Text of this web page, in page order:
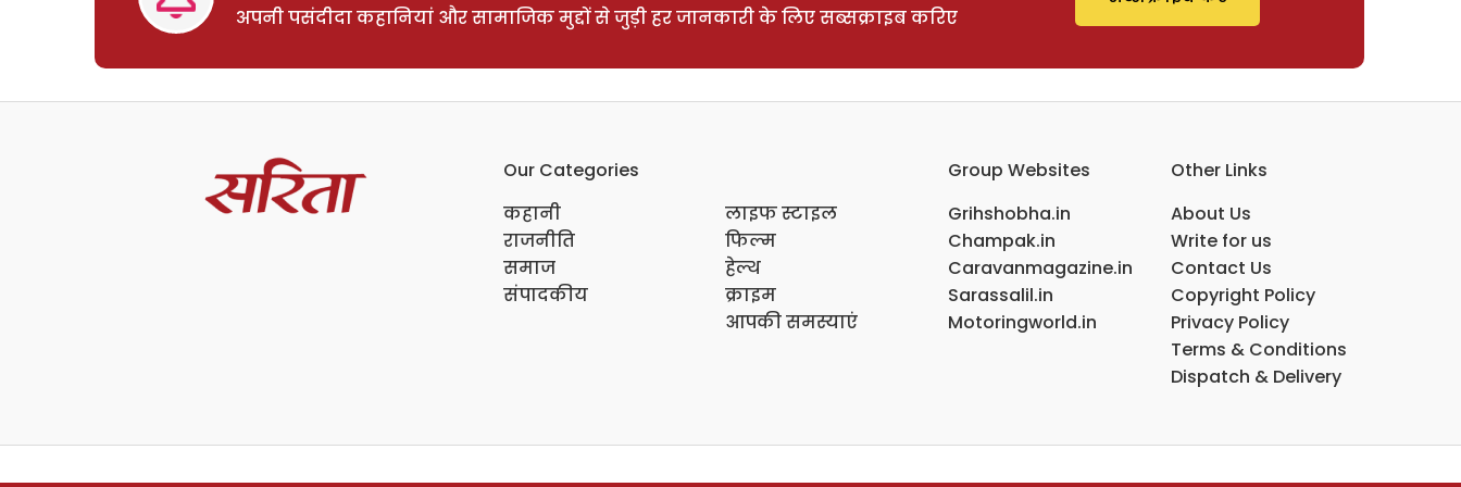
अपनी पसंदीदा कहानियां और सामाजिक मुद्दों से जुड़ी हर जानकारी के लिए सब्सक्राइब करिए
Our Categories
कहानी
राजनीति
समाज
संपादकीय
लाइफ स्टाइल
फिल्म
हेल्थ
क्राइम
आपकी समस्याएं
Group Websites
Grihshobha.in
Champak.in
Caravanmagazine.in
Sarassalil.in
Motoringworld.in
Other Links
About Us
Write for us
Contact Us
Copyright Policy
Privacy Policy
Terms & Conditions
Dispatch & Delivery